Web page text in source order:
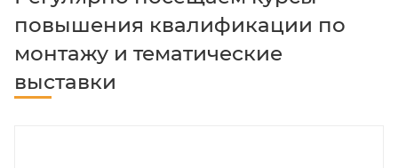
повышения квалификации по
монтажу и тематические
выставки